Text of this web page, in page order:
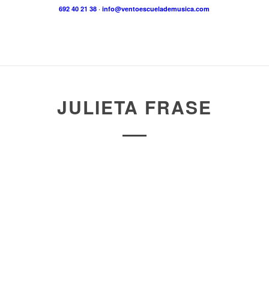
692 40 21 38 ·info@ventoescuelademusica.com
JULIETA FRASE